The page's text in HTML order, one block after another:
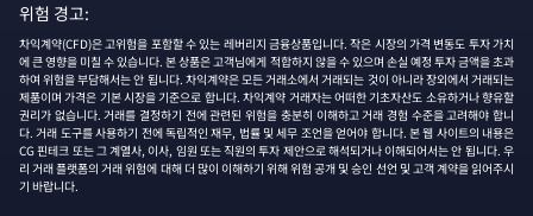
위험 경고:
차익계약(CFD)은 고위험을 포함할 수 있는 레버리지 금융상품입니다. 작은 시장의 가격 변동도 투자 가치
에 큰 영향을 미칠 수 있습니다. 본 상품은 고객님에게 적합하지 않을 수 있으며 손실 예정 투자 금액을 초과
하여 위험을 부담해서는 안 됩니다. 차익계약은 모든 거래소에서 거래되는 것이 아니라 장외에서 거래되는
제품이며 가격은 기본 시장을 기준으로 합니다. 차익계약 거래자는 어떠한 기초자산도 소유하거나 향유할
권리가 없습니다. 거래를 결정하기 전에 관련된 위험을 충분히 이해하고 거래 경험 수준을 고려해야 합니
다. 거래 도구를 사용하기 전에 독립적인 재무, 법률 및 세무 조언을 얻어야 합니다. 본 웹 사이트의 내용은
CG 핀테크 또는 그 계열사, 이사, 임원 또는 직원의 투자 제안으로 해석되거나 이해되어서는 안 됩니다. 우
리 거래 플랫폼의 거래 위험에 대해 더 많이 이해하기 위해 위험 공개 및 승인 선언 및 고객 계약을 읽어주시
기 바랍니다.